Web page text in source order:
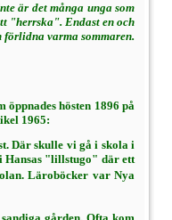
är det många unga som
"herrska". Endast en och
varma sommaren.
hösten 1896 på
1965:
Där skulle vi gå i skola i
Hansas "lillstugo" där ett
Läroböcker var Nya